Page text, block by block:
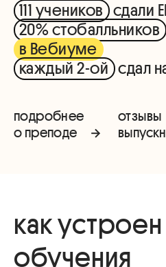
подробнее
о преподе
111 учеников сдали
20% стобалльников
в Вебиуме
каждый 2-ой сдал
отзывы
как
обучения